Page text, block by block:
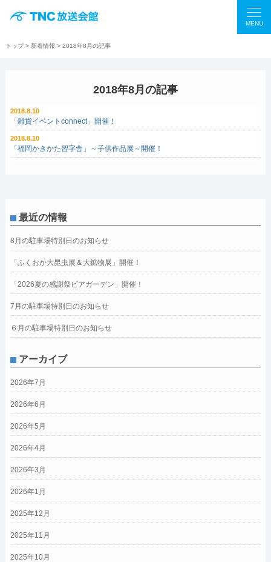
MENU
トップ> 新着情報 > 2018年8月の記事
2018年8月の記事
2018.8.10
「雑貨イベントconnect」開催！
2018.8.10
「福岡かきかた習字舎」～子供作品展～開催！
最近の情報
8月の駐車場特別日のお知らせ
「ふくおか大昆虫展＆大鉱物展」開催！
「2026夏の感謝祭ビアガーデン」開催！
7月の駐車場特別日のお知らせ
６月の駐車場特別日のお知らせ
アーカイブ
2026年7月
2026年6月
2026年5月
2026年4月
2026年3月
2026年1月
2025年12月
2025年11月
2025年10月